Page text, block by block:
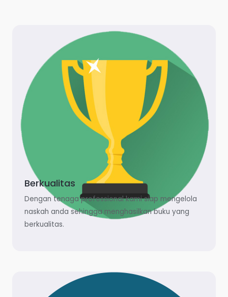
Berkualitas
Dengan tenaga professional kami siap mengelola
naskah anda sehingga menghasilkan buku yang
berkualitas.